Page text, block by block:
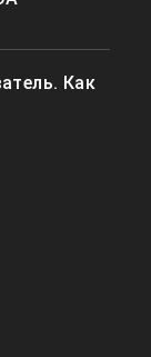
Как